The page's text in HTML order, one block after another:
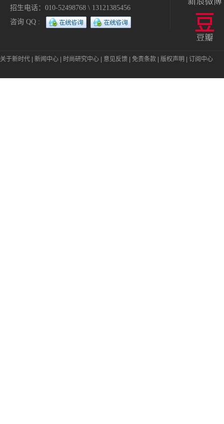
招生电话：010-52498768 \ 13121385456
咨询 QQ :
关于新时代 | 新闻中心 | 时尚研究中心 | 意见反馈 | 免责条款 | 版权声明 | 订阅中心